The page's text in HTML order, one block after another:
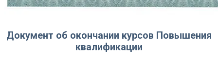
Документ об окончании курсов Повышения
квалификации